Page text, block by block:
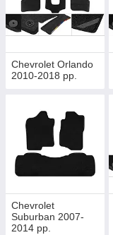
Chevrolet Orlando
2010-2018 рр.
Chevrolet
Suburban 2007-
2014 рр.